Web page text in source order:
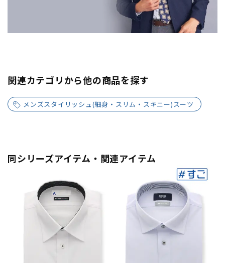
関連カテゴリから他の商品を探す
メンズスタイリッシュ(細身・スリム・スキニー)スーツ
同シリーズアイテム・関連アイテム